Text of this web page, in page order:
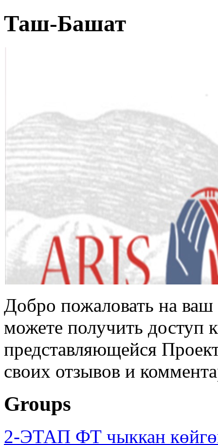
Таш-Башат
Добро пожаловать на
можете получить доступ
представляющейся
своих отзывов и
Groups
2-ЭТАП ФТ чыккан